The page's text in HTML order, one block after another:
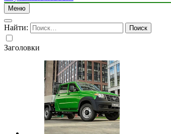
Меню
Найти:
Заголовки